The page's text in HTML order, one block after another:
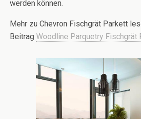
werden können.
Mehr zu Chevron Fischgrät Parkett
Beitrag Woodline Parquetry Fischgrät